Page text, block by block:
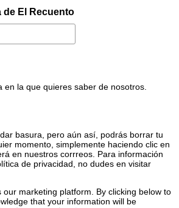
de El Recuento
en la que quieres saber de nosotros.
basura, pero aún así, podrás borrar tu
momento, simplemente haciendo clic en
en nuestros corrreos. Para información
de privacidad, no dudes en visitar
our marketing platform. By clicking below to
that your information will be